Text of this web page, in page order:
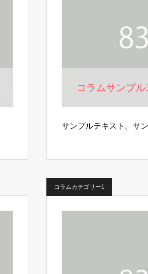
コラムサンプル
サンプルテキスト。サ
コラムカテゴリー1